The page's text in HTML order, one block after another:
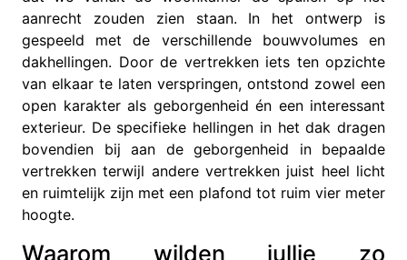
aanrecht zouden zien staan. In het ontwerp is
gespeeld met de verschillende bouwvolumes en
dakhellingen. Door de vertrekken iets ten opzichte
van elkaar te laten verspringen, ontstond zowel een
open karakter als geborgenheid én een interessant
exterieur. De specifieke hellingen in het dak dragen
bovendien bij aan de geborgenheid in bepaalde
vertrekken terwijl andere vertrekken juist heel licht
en ruimtelijk zijn met een plafond tot ruim vier meter
hoogte.
Waarom wilden jullie zo